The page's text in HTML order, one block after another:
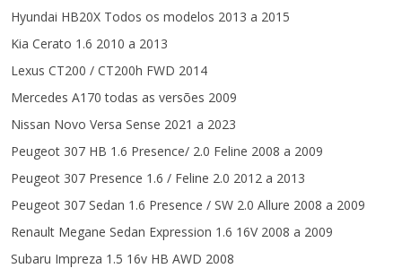
Hyundai HB20X Todos os modelos 2013 a 2015
Kia Cerato 1.6 2010 a 2013
Lexus CT200 / CT200h FWD 2014
Mercedes A170 todas as versões 2009
Nissan Novo Versa Sense 2021 a 2023
Peugeot 307 HB 1.6 Presence/ 2.0 Feline 2008 a 2009
Peugeot 307 Presence 1.6 / Feline 2.0 2012 a 2013
Peugeot 307 Sedan 1.6 Presence / SW 2.0 Allure 2008 a 2009
Renault Megane Sedan Expression 1.6 16V 2008 a 2009
Subaru Impreza 1.5 16v HB AWD 2008